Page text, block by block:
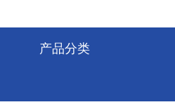
产品分类